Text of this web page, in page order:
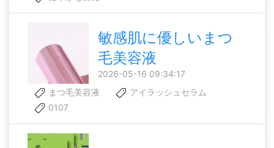
敏感肌に優しいまつ
毛美容液
2026-05-16 09:34:17
まつ毛美容液
アイラッシュセラム
0107